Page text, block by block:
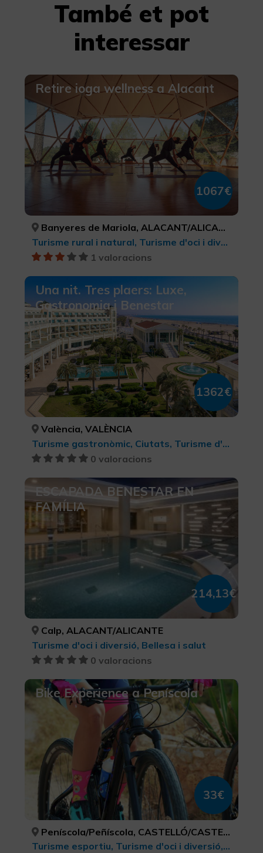
També et pot
interessar
Retire ioga wellness a Alacant
1067€
Banyeres de Mariola, ALACANT/ALICANTE
Turisme rural i natural, Turisme d'oci i diversió, Bellesa i salut, Ecoturisme
1 valoracions
Una nit. Tres plaers: Luxe,
Gastronomia i Benestar
1362€
València, VALÈNCIA
Turisme gastronòmic, Ciutats, Turisme d'oci i diversió, Bellesa i salut
0 valoracions
ESCAPADA BENESTAR EN
FAMÍLIA
214,13€
Calp, ALACANT/ALICANTE
Turisme d'oci i diversió, Bellesa i salut
0 valoracions
Bike Experience a Peníscola
33€
Peníscola/Peñíscola, CASTELLÓ/CASTELLÓN
Turisme esportiu, Turisme d'oci i diversió, BTT, cicloturisme i ciclisme